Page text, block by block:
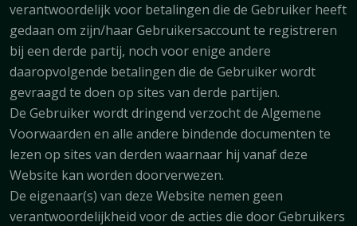
verantwoordelijk voor betalingen die de Gebruiker heeft
gedaan om zijn/haar Gebruikersaccount te registreren
bij een derde partij, noch voor enige andere
daaropvolgende betalingen die de Gebruiker wordt
gevraagd te doen op sites van derde partijen.
De Gebruiker wordt dringend verzocht de Algemene
Voorwaarden en alle andere bindende documenten te
lezen op sites van derden waarnaar hij vanaf deze
Website kan worden doorverwezen.
De eigenaar(s) van deze Website nemen geen
verantwoordelijkheid voor de acties die door Gebruikers